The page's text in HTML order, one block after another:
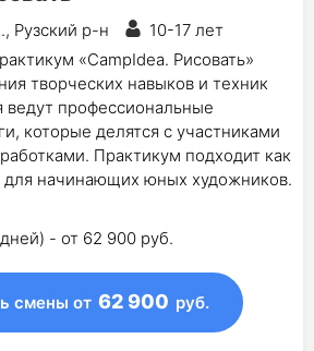
Рузский р-н
10-17 лет
«CampIdea. Рисовать»
творческих навыков и техник
ведут профессиональные
которые делятся с участниками
Практикум подходит как
для начинающих юных художников.
- от 62 900 руб.
смены от 62 900 руб.